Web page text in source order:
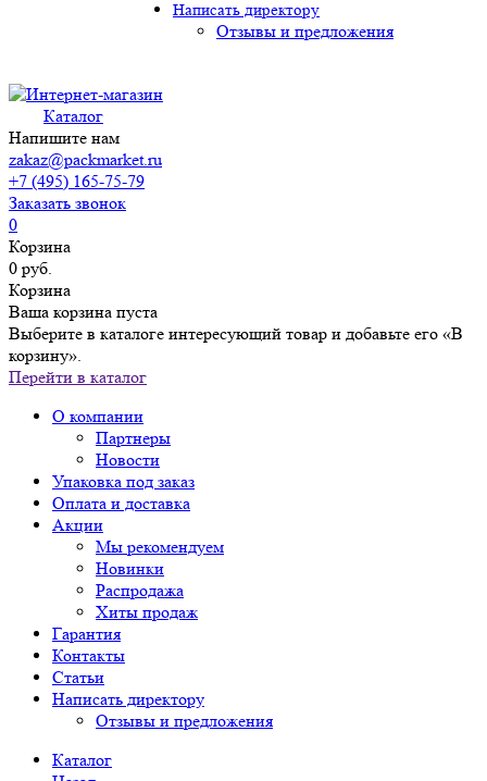
Написать директору
Отзывы и предложения
Каталог
Напишите нам
zakaz@packmarket.ru
+7 (495) 165-75-79
Заказать звонок
0
Корзина
0 руб.
Корзина
Ваша корзина пуста
Выберите в каталоге интересующий товар и добавьте его «В
корзину».
Перейти в каталог
О компании
Партнеры
Новости
Упаковка под заказ
Оплата и доставка
Акции
Мы рекомендуем
Новинки
Распродажа
Хиты продаж
Гарантия
Контакты
Статьи
Написать директору
Отзывы и предложения
Каталог